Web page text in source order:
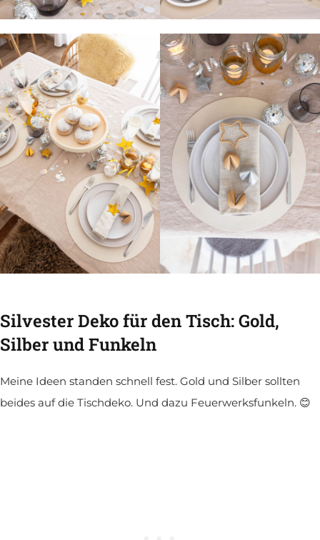
Silvester Deko für den Tisch: Gold,
Silber und Funkeln
Meine Ideen standen schnell fest. Gold und Silber sollten
beides auf die Tischdeko. Und dazu Feuerwerksfunkeln. 😊